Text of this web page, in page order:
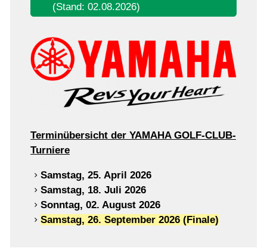
(Stand: 02.08.2026)
Terminübersicht der YAMAHA GOLF-CLUB-
Turniere
Samstag, 25. April 2026
Samstag, 18. Juli 2026
Sonntag, 02. August 2026
Samstag, 26. September 2026 (Finale)